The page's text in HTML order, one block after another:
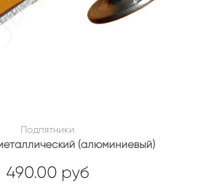
Подпятники
(алюминиевый)
490.00 руб